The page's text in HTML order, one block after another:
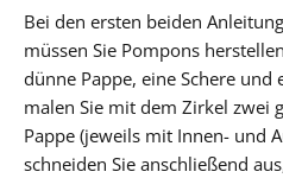
Bei den ersten beiden
müssen Sie Pompons
dünne Pappe, eine Schere
malen Sie mit dem Zirkel zwei
Pappe (jeweils mit Innen- und
schneiden Sie anschließend